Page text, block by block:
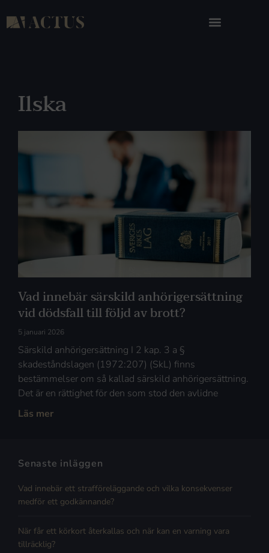
Ilska
Vad innebär särskild anhörigersättning
vid dödsfall till följd av brott?
5 januari 2026
Särskild anhörigersättning I 2 kap. 3 a §
skadeståndslagen (1972:207) (SkL) finns
bestämmelser om så kallad särskild anhörigersättning.
Det är en rättighet för den som stod den avlidne
Läs mer
Senaste inläggen
Vad innebär ett strafföreläggande och vilka konsekvenser
medför ett godkännande?
När får ett körkort återkallas och när kan en varning vara
tillräcklig?